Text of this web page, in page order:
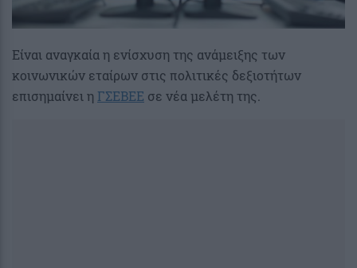
Είναι αναγκαία η ενίσχυση της ανάμειξης των
κοινωνικών εταίρων στις πολιτικές δεξιοτήτων
επισημαίνει η ΓΣΕΒΕΕ σε νέα μελέτη της.